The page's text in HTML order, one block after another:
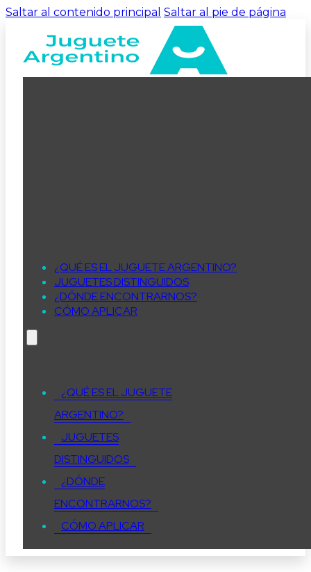
Saltar al contenido principal Saltar al pie de página
¿QUÉ ES EL JUGUETE ARGENTINO?
JUGUETES DISTINGUIDOS
¿DÓNDE ENCONTRARNOS?
CÓMO APLICAR
¿QUÉ ES EL JUGUETE
ARGENTINO?
JUGUETES
DISTINGUIDOS
¿DÓNDE
ENCONTRARNOS?
CÓMO APLICAR